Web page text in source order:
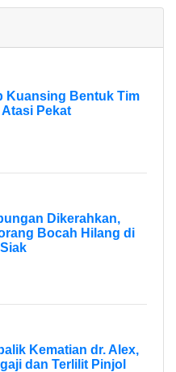
Kuansing Bentuk Tim
Atasi Pekat
Dikerahkan,
Bocah Hilang di
Kematian dr. Alex,
dan Terlilit Pinjol